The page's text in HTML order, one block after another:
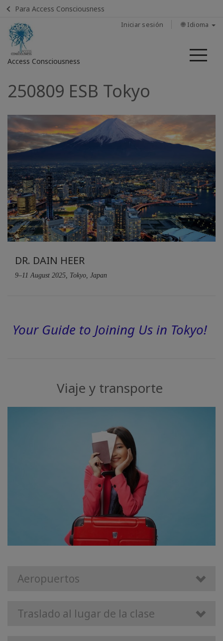
Para Access Consciousness
Iniciar sesión 🌐 Idioma
Access Consciousness
Iniciar
sesión
su
cuenta
CONTACTO
BUSCAR
250809 ESB Tokyo
DR. DAIN HEER
9–11 August 2025, Tokyo, Japan
Your Guide to Joining Us in Tokyo!
Viaje y transporte
Aeropuertos
Traslado al lugar de la clase